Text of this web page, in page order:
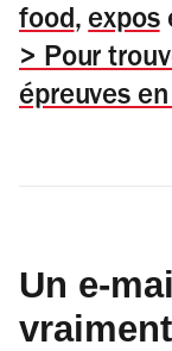
food, expos
> Pour
épreuves
Un e-
vraiment